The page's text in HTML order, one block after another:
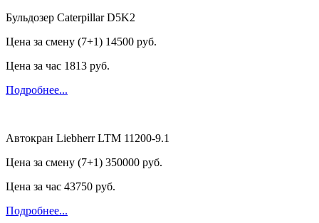
Бульдозер Caterpillar D5K2
Цена за смену (7+1) 14500 руб.
Цена за час 1813 руб.
Подробнее...
Автокран Liebherr LTM 11200-9.1
Цена за смену (7+1) 350000 руб.
Цена за час 43750 руб.
Подробнее...